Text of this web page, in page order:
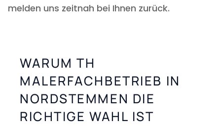
melden uns zeitnah bei Ihnen zurück.
WARUM TH
MALERFACHBETRIEB IN
NORDSTEMMEN DIE
RICHTIGE WAHL IST